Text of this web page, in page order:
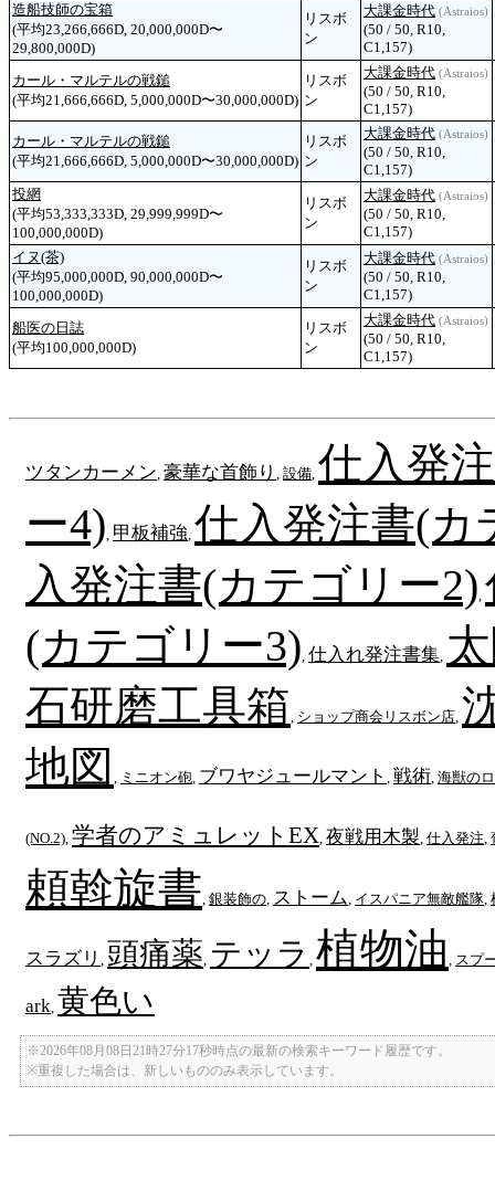
造船技師の宝箱
(平均23,266,666D, 20,000,000D〜
29,800,000D)
リスボ
ン
大課金時代 (Astraios)
(50 / 50, R10,
C1,157)
カール・マルテルの戦鎚
(平均21,666,666D, 5,000,000D〜30,000,000D)
リスボ
ン
大課金時代 (Astraios)
(50 / 50, R10,
C1,157)
カール・マルテルの戦鎚
(平均21,666,666D, 5,000,000D〜30,000,000D)
リスボ
ン
大課金時代 (Astraios)
(50 / 50, R10,
C1,157)
投網
(平均53,333,333D, 29,999,999D〜
100,000,000D)
リスボ
ン
大課金時代 (Astraios)
(50 / 50, R10,
C1,157)
イヌ(茶)
(平均95,000,000D, 90,000,000D〜
100,000,000D)
リスボ
ン
大課金時代 (Astraios)
(50 / 50, R10,
C1,157)
船医の日誌
(平均100,000,000D)
リスボ
ン
大課金時代 (Astraios)
(50 / 50, R10,
C1,157)
ツタンカーメン 豪華な首飾り 設備 仕入発
ー4) 甲板補強 仕入発注書(カ
入発注書(カテゴリー2)
(カテゴリー3) 仕入れ発注書集
石研磨工具箱 ショップ商会リスボン店
地図
ミニオン砲 ブワヤジュールマント 戦術 海獣の
(NO.2) 学者のアミュレットEX 夜戦用木製 仕入発注
頼斡旋書 銀装飾の ストーム イスパニア無敵艦隊
スラズリ 頭痛薬 テッラ 植物油 スプ
ark 黄色い
※2026年08月08日21時27分17秒時点の最新の検索キーワード履歴です。
※重複した場合は、新しいもののみ表示しています。